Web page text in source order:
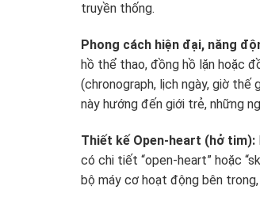
truyền thống.
Phong cách hiện đại, năng
hồ thể thao, đồng hồ lặn hoặc
(chronograph, lịch ngày, giờ thế
này hướng đến giới trẻ, những
Thiết kế Open-heart (hở tim):
có chi tiết “open-heart” hoặc
bộ máy cơ hoạt động bên